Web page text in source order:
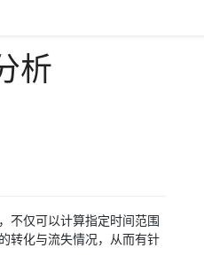
析
不仅可以计算指定时间范围
转化与流失情况，从而有针